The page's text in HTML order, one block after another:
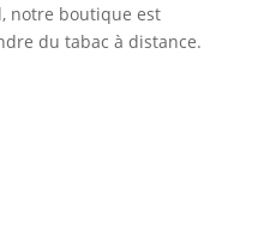
notre boutique est
du tabac à distance.